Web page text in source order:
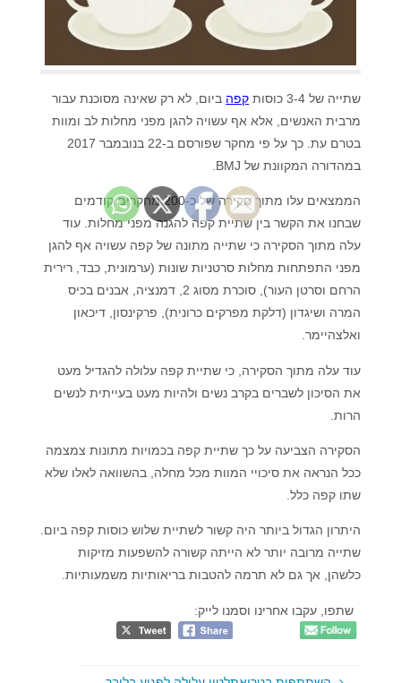
שתייה של 3-4 כוסות קפה ביום, לא רק שאינה מסוכנת עבור
מרבית האנשים, אלא אף עשויה להגן מפני מחלות לב ומוות
בטרם עת. כך על פי מחקר שפורסם ב-22 בנובמבר 2017
במהדורה המקוונת של BMJ.
הממצאים עלו מתוך סקירה של כ-200 מחקרים קודמים
שבחנו את הקשר בין שתיית קפה להגנה מפני מחלות. עוד
עלה מתוך הסקירה כי שתייה מתונה של קפה עשויה אף להגן
מפני התפתחות מחלות סרטניות שונות (ערמונית, כבד, רירית
הרחם וסרטן העור), סוכרת מסוג 2, דמנציה, אבנים בכיס
המרה ושיגדון (דלקת מפרקים כרונית), פרקינסון, דיכאון
ואלצהיימר.
עוד עלה מתוך הסקירה, כי שתיית קפה עלולה להגדיל מעט
את הסיכון לשברים בקרב נשים ולהיות מעט בעייתית לנשים
הרות.
הסקירה הצביעה על כך שתיית קפה בכמויות מתונות צמצמה
ככל הנראה את סיכויי המוות מכל מחלה, בהשוואה לאלו שלא
שתו קפה כלל.
היתרון הגדול ביותר היה קשור לשתיית שלוש כוסות קפה ביום.
שתייה מרובה יותר לא הייתה קשורה להשפעות מזיקות
כלשהן, אך גם לא תרמה להטבות בריאותיות משמעותיות.
שתפו, עקבו אחרינו וסמנו לייק: